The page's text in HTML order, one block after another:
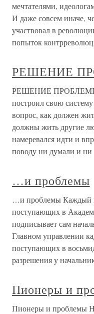
мечтателями,
И даже совсем иначе,
участвовал в
попыток
РЕШЕНИЕ
РЕШЕНИЕ ПРОБЛЕМЫ
построил свою
вопрос, как должен
должны жить другие
намеревался идти и
поводу ни думали и ни
…и проблемы
…и проблемы Каждый
поступающих в
подписывает сам
Главном управлении
поступающих в
разрешения у
Пионеры и
Пионеры и проблемы